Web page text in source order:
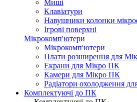
Миші
Клавіатури
Навушники колонки
Ігрові поверхні
Мікрокомп'ютери
Мікрокомп'ютери
Плати розширення для
Екрани для Мікро ПК
Камери для Мікро ПК
Радіатори охолодження
Комплектуючі до ПК